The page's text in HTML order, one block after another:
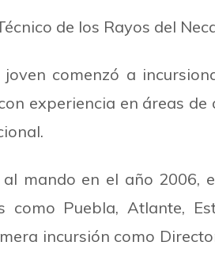
de los Rayos del
comenzó a
experiencia en áreas
mando en el año 2006,
Puebla, Atlante,
incursión como